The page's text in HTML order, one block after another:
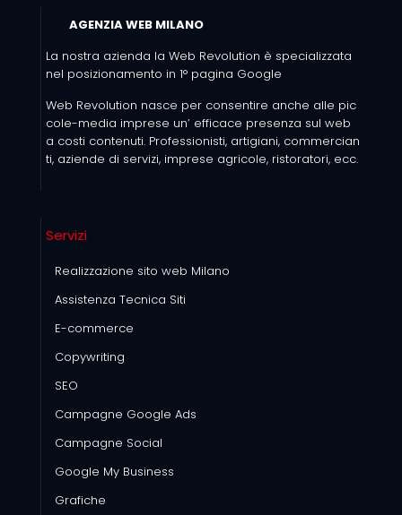
AGENZIA WEB MILANO
La nostra azienda la Web Revolution è specializzata
nel posizionamento in 1° pagina Google
Web Revolution nasce per consentire anche alle pic
cole-media imprese un’ efficace presenza sul web
a costi contenuti. Professionisti, artigiani, commercian
ti, aziende di servizi, imprese agricole, ristoratori, ecc.
Servizi
Realizzazione sito web Milano
Assistenza Tecnica Siti
E-commerce
Copywriting
SEO
Campagne Google Ads
Campagne Social
Google My Business
Grafiche